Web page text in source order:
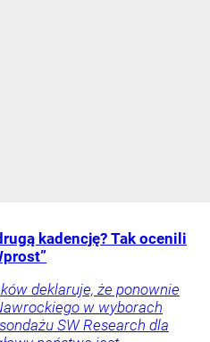
kadencję? Tak ocenili
deklaruje, że ponownie
w wyborach
SW Research dla